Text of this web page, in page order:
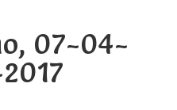
07-04-